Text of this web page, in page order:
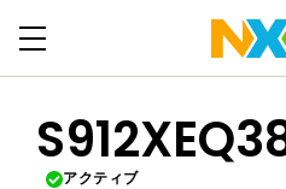
アクティブ